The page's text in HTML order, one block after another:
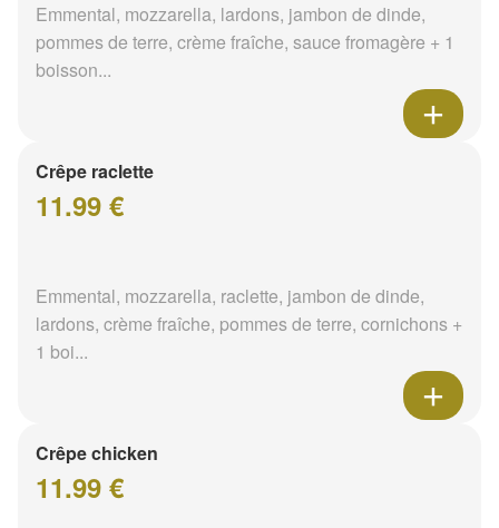
Emmental, mozzarella, lardons, jambon de dinde,
pommes de terre, crème fraîche, sauce fromagère + 1
boisson...
Crêpe raclette
11.99 €
Emmental, mozzarella, raclette, jambon de dinde,
lardons, crème fraîche, pommes de terre, cornichons +
1 boi...
Crêpe chicken
11.99 €